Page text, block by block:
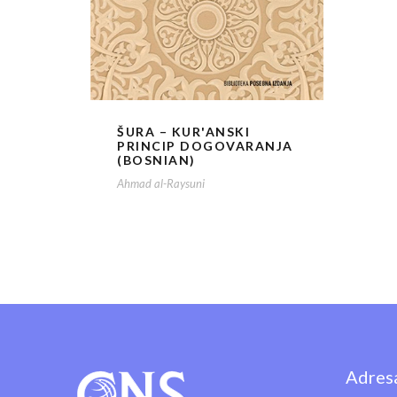
ŠURA – KUR'ANSKI
PRINCIP DOGOVARANJA
(BOSNIAN)
Ahmad al-Raysuni